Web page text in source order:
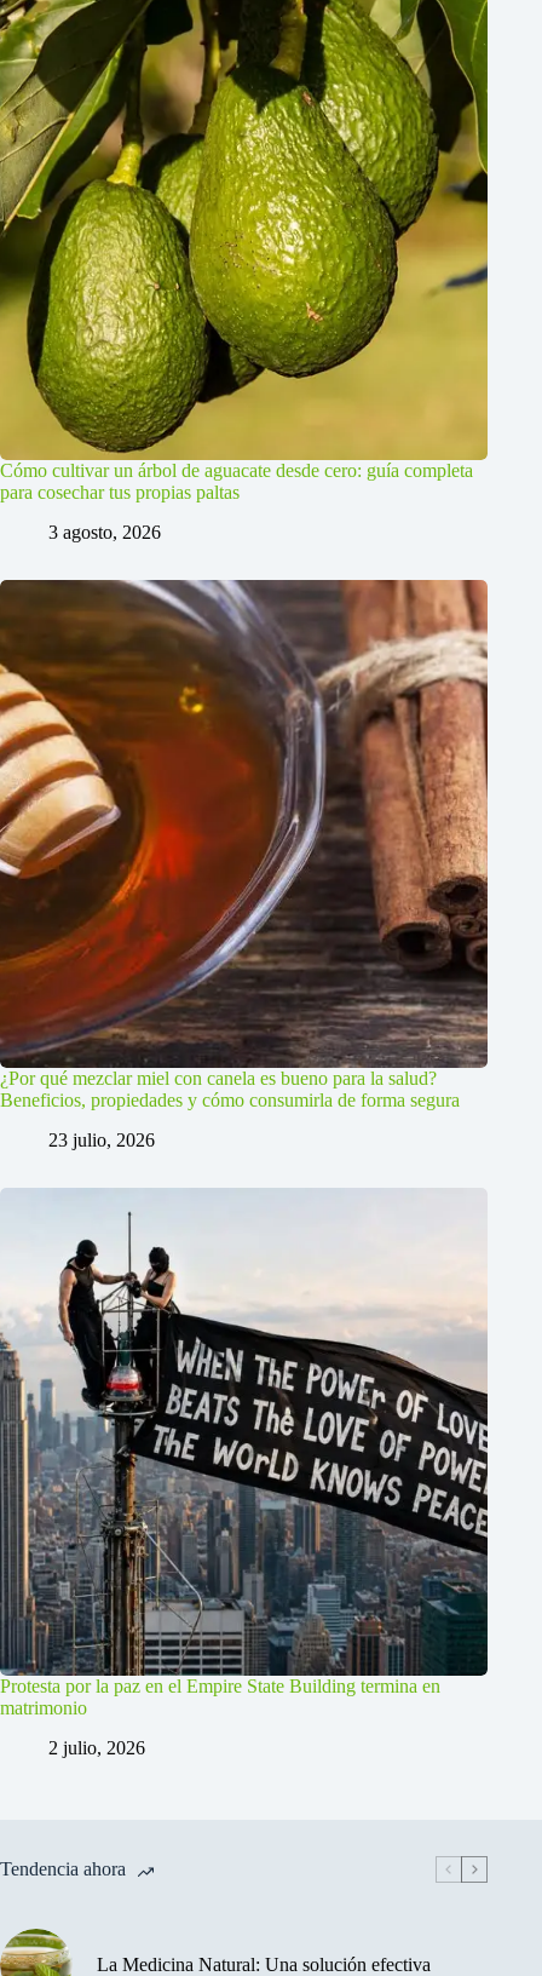
Cómo cultivar un árbol de aguacate desde cero: guía completa
para cosechar tus propias paltas
3 agosto, 2026
¿Por qué mezclar miel con canela es bueno para la salud?
Beneficios, propiedades y cómo consumirla de forma segura
23 julio, 2026
Protesta por la paz en el Empire State Building termina en
matrimonio
2 julio, 2026
Tendencia ahora
La Medicina Natural: Una solución efectiva